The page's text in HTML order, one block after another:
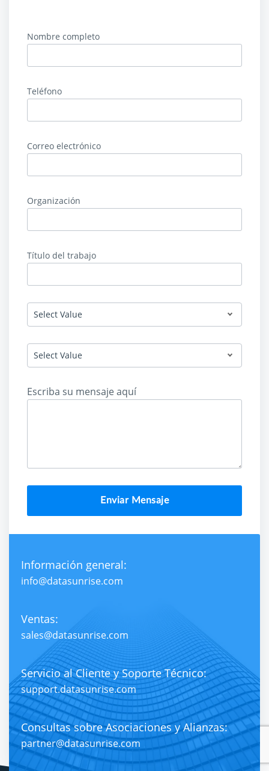
Nombre completo
Teléfono
Correo electrónico
Organización
Título del trabajo
Select Value
Select Value
Escriba su mensaje aquí
Enviar Mensaje
Información general:
info@datasunrise.com
Ventas:
sales@datasunrise.com
Servicio al Cliente y Soporte Técnico:
support.datasunrise.com
Consultas sobre Asociaciones y Alianzas:
partner@datasunrise.com